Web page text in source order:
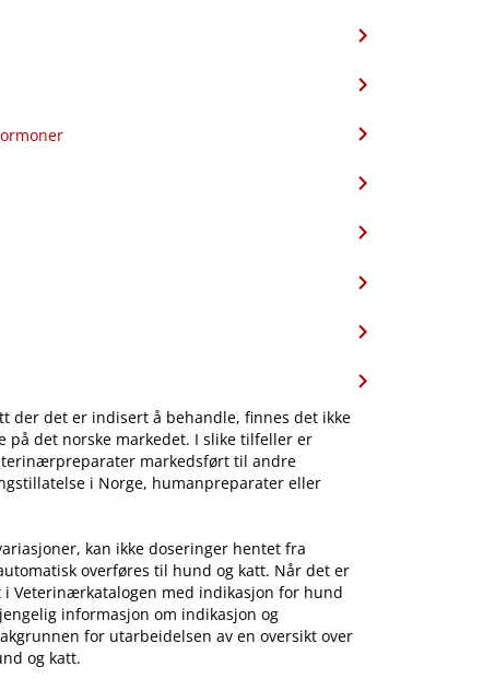
der det er indisert å behandle, finnes det ikke
det norske markedet. I slike tilfeller er
markedsført til andre
i Norge, humanpreparater eller
kan ikke doseringer hentet fra
overføres til hund og katt. Når det er
Veterinærkatalogen med indikasjon for hund
informasjon om indikasjon og
for utarbeidelsen av en oversikt over
og katt.